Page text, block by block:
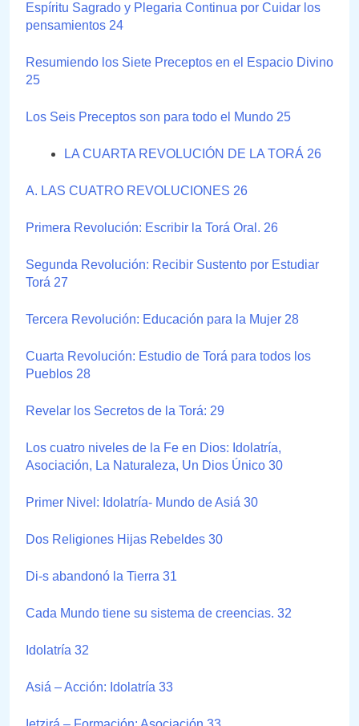
Espíritu Sagrado y Plegaria Continua por Cuidar los
pensamientos 24
Resumiendo los Siete Preceptos en el Espacio Divino
25
Los Seis Preceptos son para todo el Mundo 25
LA CUARTA REVOLUCIÓN DE LA TORÁ 26
A. LAS CUATRO REVOLUCIONES 26
Primera Revolución: Escribir la Torá Oral. 26
Segunda Revolución: Recibir Sustento por Estudiar
Torá 27
Tercera Revolución: Educación para la Mujer 28
Cuarta Revolución: Estudio de Torá para todos los
Pueblos 28
Revelar los Secretos de la Torá: 29
Los cuatro niveles de la Fe en Dios: Idolatría,
Asociación, La Naturaleza, Un Dios Único 30
Primer Nivel: Idolatría- Mundo de Asiá 30
Dos Religiones Hijas Rebeldes 30
Di-s abandonó la Tierra 31
Cada Mundo tiene su sistema de creencias. 32
Idolatría 32
Asiá – Acción: Idolatría 33